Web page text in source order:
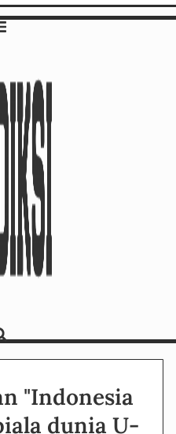
"Indonesia
dunia U-